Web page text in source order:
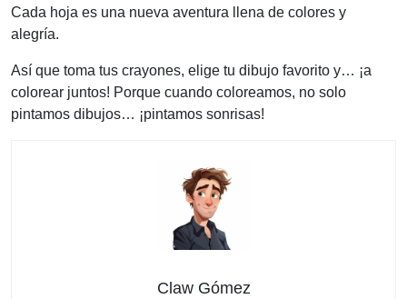
Cada hoja es una nueva aventura llena de colores y
alegría.
Así que toma tus crayones, elige tu dibujo favorito y… ¡a
colorear juntos! Porque cuando coloreamos, no solo
pintamos dibujos… ¡pintamos sonrisas!
Claw Gómez